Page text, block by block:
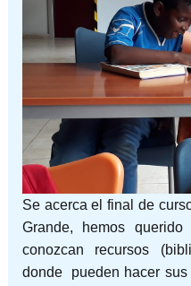
Se acerca el final de
Grande, hemos
conozcan recursos
donde pueden hacer sus